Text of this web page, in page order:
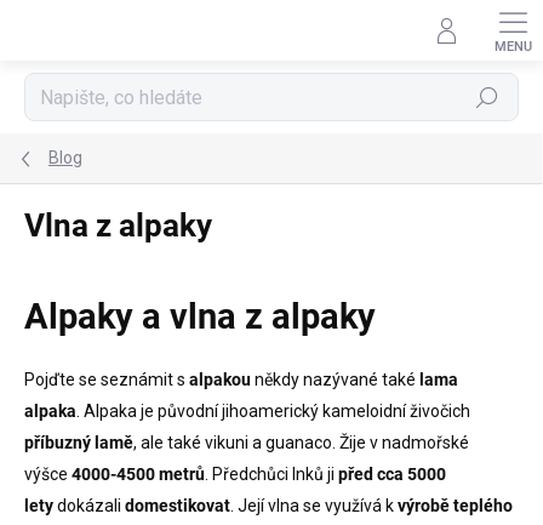
Hledat
Blog
Vlna z alpaky
Alpaky a vlna z alpaky
Pojďte se seznámit s alpakouněkdy nazývané také lama
alpaka Alpaka je původní jihoamerický kameloidní živočich
příbuzný lamě, ale také vikuni a guanaco. Žije v nadmořské
výšce 4000-4500 metrů Předchůci Inků ji před cca 5000
letydokázali domestikovat Její vlna se využívá kvýrobě teplého